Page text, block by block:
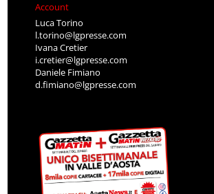
Account
Luca Torino
l.torino@lgpresse.com
Ivana Cretier
i.cretier@lgpresse.com
Daniele Fimiano
d.fimiano@lgpresse.com